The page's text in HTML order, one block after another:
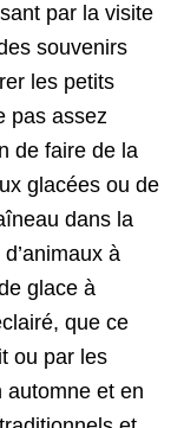
par la visite
souvenirs
les petits
pas assez
de faire de la
glacées ou de
dans la
à
glace à
que ce
ou par les
automne et en